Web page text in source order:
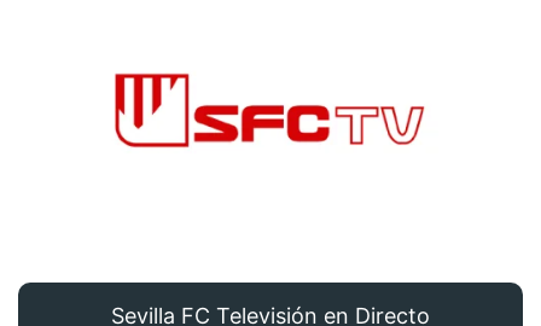
Sevilla FC Televisión en Directo